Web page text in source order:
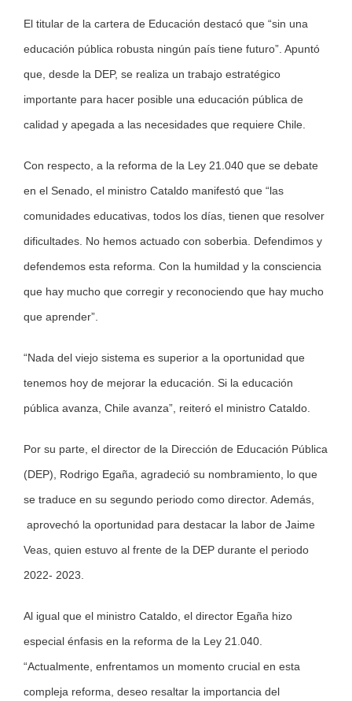
El titular de la cartera de Educación destacó que “sin una
educación pública robusta ningún país tiene futuro”. Apuntó
que, desde la DEP, se realiza un trabajo estratégico
importante para hacer posible una educación pública de
calidad y apegada a las necesidades que requiere Chile.
Con respecto, a la reforma de la Ley 21.040 que se debate
en el Senado, el ministro Cataldo manifestó que “las
comunidades educativas, todos los días, tienen que resolver
dificultades. No hemos actuado con soberbia. Defendimos y
defendemos esta reforma. Con la humildad y la consciencia
que hay mucho que corregir y reconociendo que hay mucho
que aprender”.
“Nada del viejo sistema es superior a la oportunidad que
tenemos hoy de mejorar la educación. Si la educación
pública avanza, Chile avanza”, reiteró el ministro Cataldo.
Por su parte, el director de la Dirección de Educación Pública
(DEP), Rodrigo Egaña, agradeció su nombramiento, lo que
se traduce en su segundo periodo como director. Además,
aprovechó la oportunidad para destacar la labor de Jaime
Veas, quien estuvo al frente de la DEP durante el periodo
2022- 2023.
Al igual que el ministro Cataldo, el director Egaña hizo
especial énfasis en la reforma de la Ley 21.040.
“Actualmente, enfrentamos un momento crucial en esta
compleja reforma, deseo resaltar la importancia del